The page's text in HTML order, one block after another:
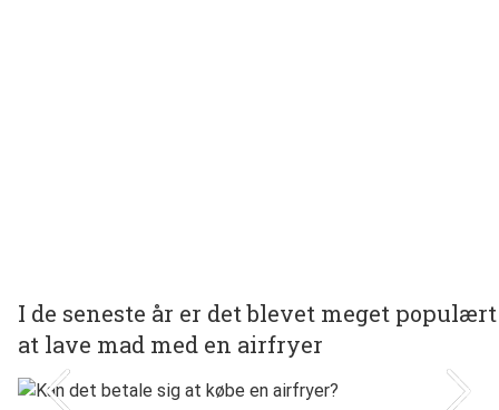
I de seneste år er det blevet meget populært
at lave mad med en airfryer